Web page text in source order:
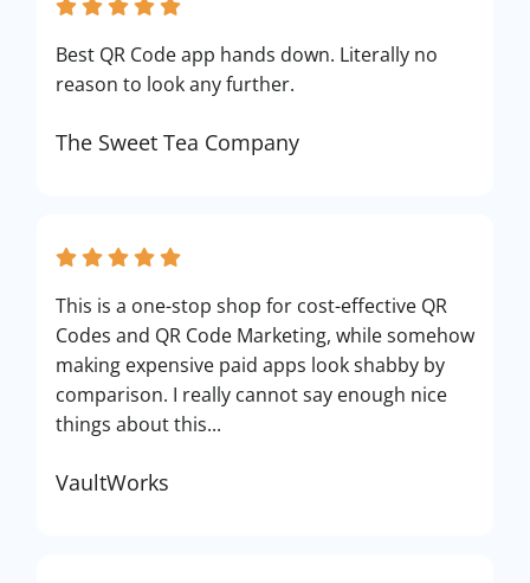
Best QR Code app hands down. Literally no
reason to look any further.
The Sweet Tea Company
This is a one-stop shop for cost-effective QR
Codes and QR Code Marketing, while somehow
making expensive paid apps look shabby by
comparison. I really cannot say enough nice
things about this...
VaultWorks